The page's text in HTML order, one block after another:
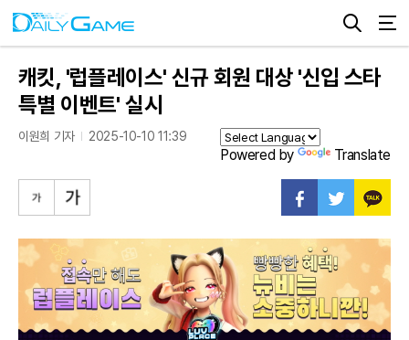
캐킷, '럽플레이스' 신규 회원 대상 '신입 스타
특별 이벤트' 실시
이원희 기자 2025-10-10 11:39
Powered by Translate